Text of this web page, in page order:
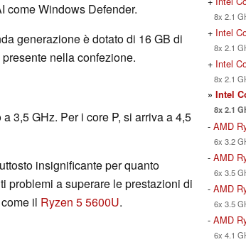
come Windows Defender.
generazione è dotato di 16 GB di
nella confezione.
3,5 GHz. Per i core P, si arriva a 4,5
insignificante per quanto
problemi a superare le prestazioni di
il Ryzen 5 5600U.
8x 2.1
+ Intel
8x 2.1
+ Intel
8x 2.1
» Intel
8x 2.1
- AMD
6x 3.2
- AMD
6x 3.5
- AMD
6x 3.5
- AMD
6x 4.1